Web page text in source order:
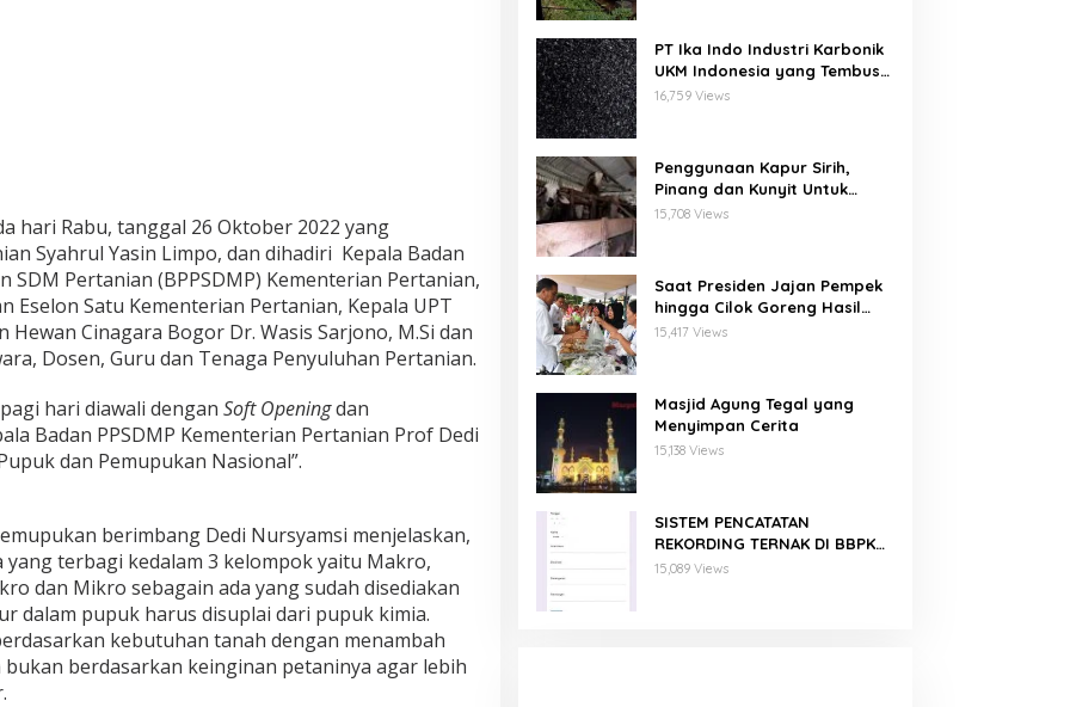
hari Rabu, tanggal 26 Oktober 2022 yang
Syahrul Yasin Limpo, dan dihadiri Kepala Badan
SDM Pertanian (BPPSDMP) Kementerian Pertanian,
Eselon Satu Kementerian Pertanian, Kepala UPT
Hewan Cinagara Bogor Dr. Wasis Sarjono, M.Si dan
Dosen, Guru dan Tenaga Penyuluhan Pertanian.
hari diawali dengan Soft Openingdan
Badan PPSDMP Kementerian Pertanian Prof Dedi
dan Pemupukan Nasional”.
berimbang Dedi Nursyamsi menjelaskan,
terbagi kedalam 3 kelompok yaitu Makro,
dan Mikro sebagain ada yang sudah disediakan
dalam pupuk harus disuplai dari pupuk kimia.
kebutuhan tanah dengan menambah
berdasarkan keinginan petaninya agar lebih
PT Ika Indo Industri Karbonik
UKM Indonesia yang Tembus
Pasar Global
16,759 Views
Penggunaan Kapur Sirih,
Pinang dan Kunyit Untuk
Pengobatan Penyakit Orf
15,708 Views
Saat Presiden Jajan Pempek
hingga Cilok Goreng Hasil
Binaan PNM Mekaar
15,417 Views
Masjid Agung Tegal yang
Menyimpan Cerita
15,138 Views
SISTEM PENCATATAN
REKORDING TERNAK DI BBPKH
MENGGUNAKAN GOOGLE FORM
15,089 Views